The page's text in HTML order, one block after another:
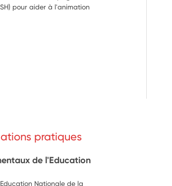
pour aider à l'animation
en proposant des
la participation active
pratiques
de l'Education
Nationale de la